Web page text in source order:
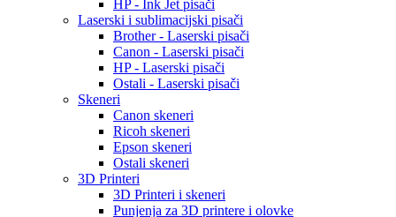
HP - Ink Jet pisači
Laserski i sublimacijski pisači
Brother - Laserski pisači
Canon - Laserski pisači
HP - Laserski pisači
Ostali - Laserski pisači
Skeneri
Canon skeneri
Ricoh skeneri
Epson skeneri
Ostali skeneri
3D Printeri
3D Printeri i skeneri
Punjenja za 3D printere i olovke